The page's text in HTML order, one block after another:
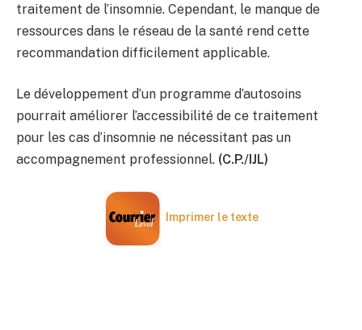
traitement de l’insomnie. Cependant, le manque de
ressources dans le réseau de la santé rend cette
recommandation difficilement applicable.
Le développement d’un programme d’autosoins
pourrait améliorer l’accessibilité de ce traitement
pour les cas d’insomnie ne nécessitant pas un
accompagnement professionnel. (C.P./IJL)
Imprimer le texte